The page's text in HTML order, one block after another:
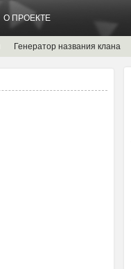
О ПРОЕКТЕ
Генератор названия клана